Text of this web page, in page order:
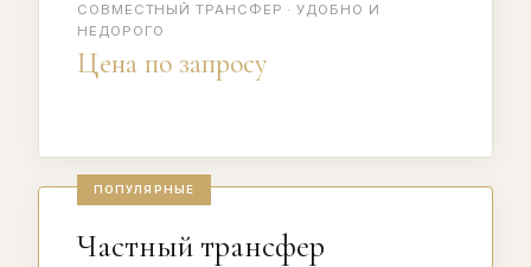
СОВМЕСТНЫЙ ТРАНСФЕР · УДОБНО И
НЕДОРОГО
Цена по запросу
ПОПУЛЯРНЫЕ
Частный трансфер